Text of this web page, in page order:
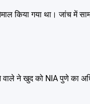
किया गया था। जांच में
ने खुद को NIA पुणे का